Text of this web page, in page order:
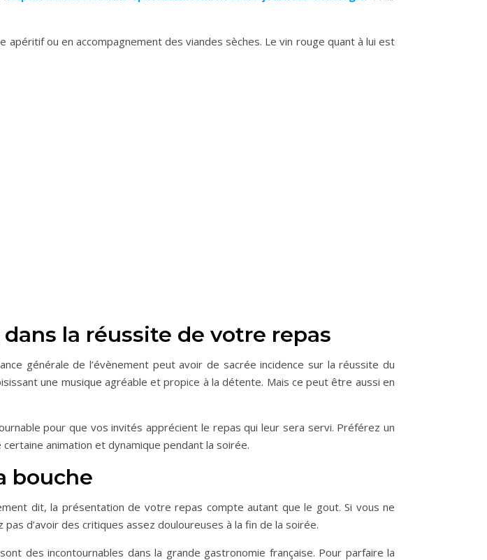
ou en accompagnement des viandes sèches. Le vin rouge quant à lui est
la réussite de votre repas
générale de l’évènement peut avoir de sacrée incidence sur la réussite du
une musique agréable et propice à la détente. Mais ce peut être aussi en
pour que vos invités apprécient le repas qui leur sera servi. Préférez un
animation et dynamique pendant la soirée.
bouche
dit, la présentation de votre repas compte autant que le gout. Si vous ne
d’avoir des critiques assez douloureuses à la fin de la soirée.
des incontournables dans la grande gastronomie française. Pour parfaire la